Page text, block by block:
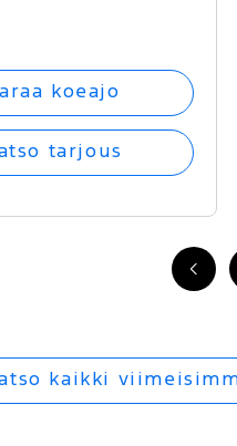
FI
-
koeajo
tarjous
kaikki